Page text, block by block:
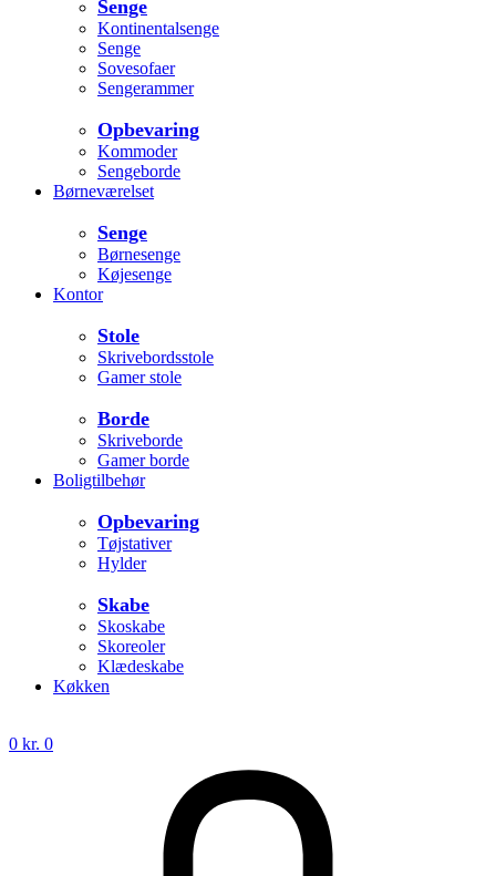
Senge
Kontinentalsenge
Senge
Sovesofaer
Sengerammer
Opbevaring
Kommoder
Sengeborde
Børneværelset
Senge
Børnesenge
Køjesenge
Kontor
Stole
Skrivebordsstole
Gamer stole
Borde
Skriveborde
Gamer borde
Boligtilbehør
Opbevaring
Tøjstativer
Hylder
Skabe
Skoskabe
Skoreoler
Klædeskabe
Køkken
0 kr. 0